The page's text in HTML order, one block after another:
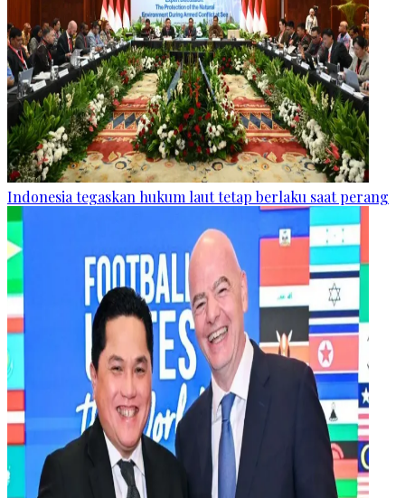
Indonesia tegaskan hukum laut tetap berlaku saat perang